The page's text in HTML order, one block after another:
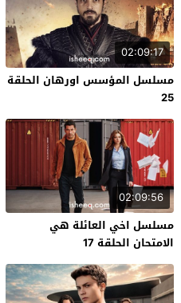
02:09:17
مسلسل المؤسس اورهان الحلقة
25
02:09:56
مسلسل اخي العائلة هي
الامتحان الحلقة 17